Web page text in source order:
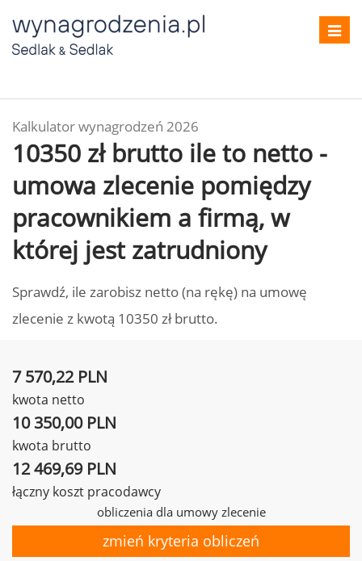
Kalkulator wynagrodzeń 2026
10350 zł brutto ile to netto -
umowa zlecenie pomiędzy
pracownikiem a firmą, w
której jest zatrudniony
Sprawdź, ile zarobisz netto (na rękę) na umowę
zlecenie z kwotą 10350 zł brutto.
7 570,22 PLN
kwota netto
10 350,00 PLN
kwota brutto
12 469,69 PLN
łączny koszt pracodawcy
obliczenia dla umowy zlecenie
zmień kryteria obliczeń